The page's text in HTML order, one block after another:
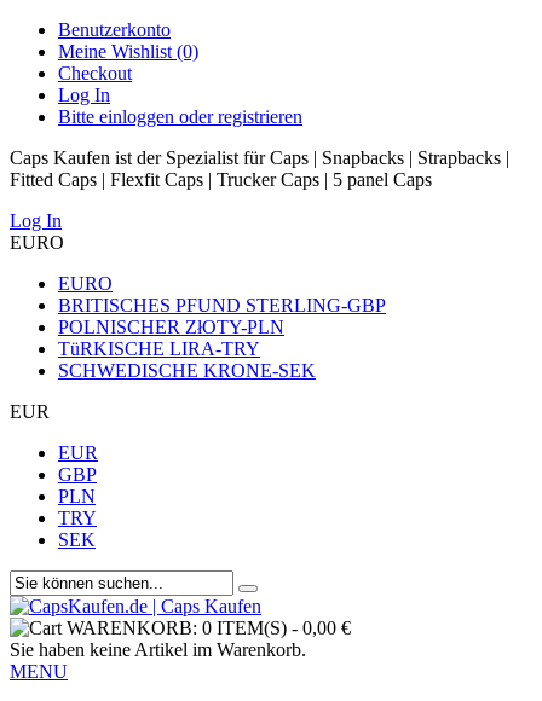
Benutzerkonto
Meine Wishlist (0)
Checkout
Log In
Bitte einloggen oder registrieren
Caps Kaufen ist der Spezialist für Caps | Snapbacks | Strapbacks |
Fitted Caps | Flexfit Caps | Trucker Caps | 5 panel Caps
Log In
EURO
EURO
BRITISCHES PFUND STERLING-GBP
POLNISCHER ZłOTY-PLN
TüRKISCHE LIRA-TRY
SCHWEDISCHE KRONE-SEK
EUR
EUR
GBP
PLN
TRY
SEK
WARENKORB: 0 ITEM(S) - 0,00 €
Sie haben keine Artikel im Warenkorb.
MENU